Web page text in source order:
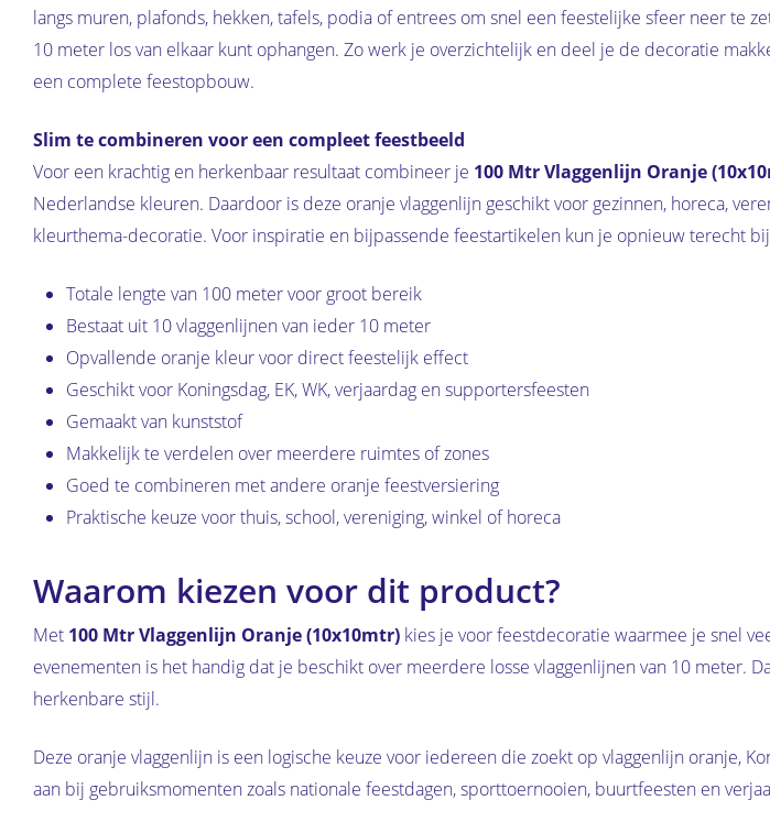
langs muren, plafonds, hekken, tafels, podia of entrees om snel een feestelijke sfeer neer te
10 meter los van elkaar kunt ophangen. Zo werk je overzichtelijk en deel je de decoratie
een complete feestopbouw.
Slim te combineren voor een compleet feestbeeld
Voor een krachtig en herkenbaar resultaat combineer je 100 Mtr Vlaggenlijn Oranje
Nederlandse kleuren. Daardoor is deze oranje vlaggenlijn geschikt voor gezinnen, horeca,
kleurthema-decoratie. Voor inspiratie en bijpassende feestartikelen kun je opnieuw terecht bij
Totale lengte van 100 meter voor groot bereik
Bestaat uit 10 vlaggenlijnen van ieder 10 meter
Opvallende oranje kleur voor direct feestelijk effect
Geschikt voor Koningsdag, EK, WK, verjaardag en supportersfeesten
Gemaakt van kunststof
Makkelijk te verdelen over meerdere ruimtes of zones
Goed te combineren met andere oranje feestversiering
Praktische keuze voor thuis, school, vereniging, winkel of horeca
Waarom kiezen voor dit product?
Met 100 Mtr Vlaggenlijn Oranje (10x10mtr) kies je voor feestdecoratie waarmee je snel
evenementen is het handig dat je beschikt over meerdere losse vlaggenlijnen van 10 meter.
herkenbare stijl.
Deze oranje vlaggenlijn is een logische keuze voor iedereen die zoekt op vlaggenlijn oranje,
aan bij gebruiksmomenten zoals nationale feestdagen, sporttoernooien, buurtfeesten en